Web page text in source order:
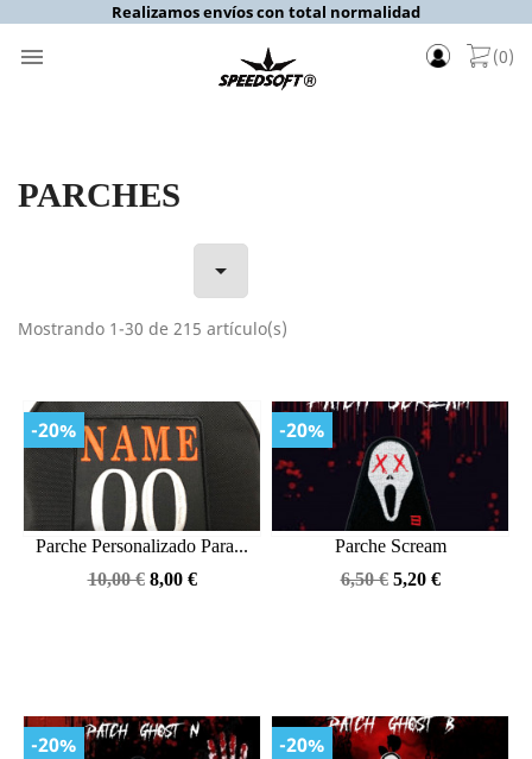
Realizamos envíos con total normalidad
 (0)
PARCHES

Mostrando 1-30 de 215 artículo(s)
Parche Personalizado Para...
Precio
10,00 € Precio
8,00 €
-20%
Parche Scream
Precio
6,50 € Precio
5,20 €
-20%
-20% -20%